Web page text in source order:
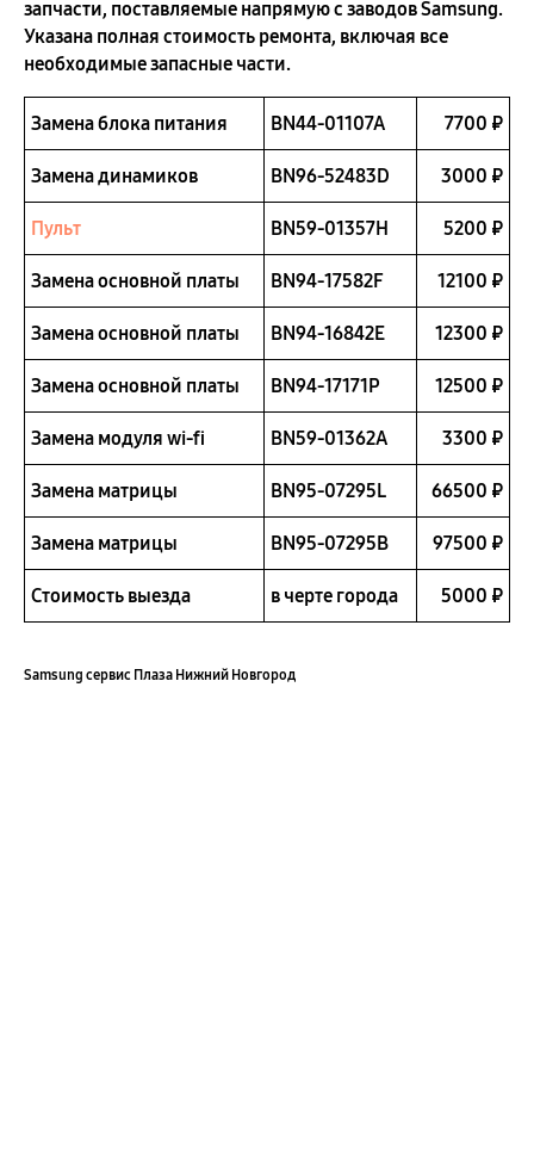
запчасти, поставляемые напрямую с заводов Samsung.
Указана полная стоимость ремонта, включая все
необходимые запасные части.
Замена блока питания BN44-01107A 7700 ₽
Замена динамиков BN96-52483D 3000 ₽
Пульт BN59-01357H 5200 ₽
Замена основной платы BN94-17582F 12100 ₽
Замена основной платы BN94-16842E 12300 ₽
Замена основной платы BN94-17171P 12500 ₽
Замена модуля wi-fi BN59-01362A 3300 ₽
Замена матрицы BN95-07295L 66500 ₽
Замена матрицы BN95-07295B 97500 ₽
Стоимость выезда в черте города 5000 ₽
Samsung сервис Плаза Нижний Новгород